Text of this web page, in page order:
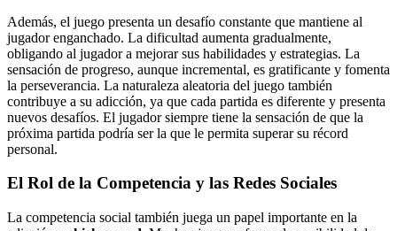
Además, el juego presenta un desafío constante que mantiene al
jugador enganchado. La dificultad aumenta gradualmente,
obligando al jugador a mejorar sus habilidades y estrategias. La
sensación de progreso, aunque incremental, es gratificante y fomenta
la perseverancia. La naturaleza aleatoria del juego también
contribuye a su adicción, ya que cada partida es diferente y presenta
nuevos desafíos. El jugador siempre tiene la sensación de que la
próxima partida podría ser la que le permita superar su récord
personal.
El Rol de la Competencia y las Redes Sociales
La competencia social también juega un papel importante en la